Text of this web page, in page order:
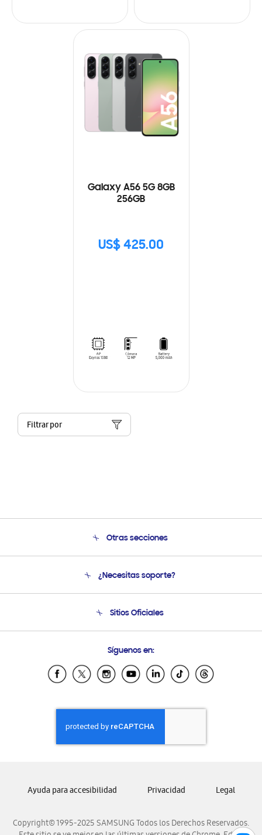
Galaxy A56 5G 8GB
256GB
US$ 425.00
Filtrar por
Otras secciones
Soporte
Condiciones de Compra
¿Necesitas soporte?
Soporte vía eMail
Sitios Oficiales
Samsung Ecuador
Samsung El Salvador
Samsung Honduras
Samsung Nicaragua
Samsung Panamá
Samsung Venezuela
Síguenos en:
Copyright© 1995-2025 SAMSUNG Todos los Derechos Reservados.
Ayuda para accesibilidad Privacidad Legal